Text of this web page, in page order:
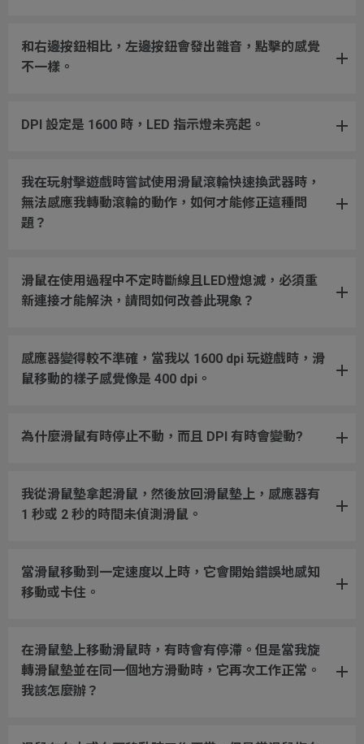
和右邊按鈕相比，左邊按鈕會發出雜音，點擊的感覺
不一樣。
DPI 設定是 1600 時，LED 指示燈未亮起。
我在玩射擊遊戲時嘗試使用滑鼠滾輪快速換武器時，
無法感應我轉動滾輪的動作，如何才能修正這種問
題？
滑鼠在使用過程中不定時斷線且LED燈熄滅，必須重
新連接才能解決，請問如何改善此現象？
感應器變得較不準確，當我以 1600 dpi 玩遊戲時，滑
鼠移動的樣子感覺像是 400 dpi。
為什麼滑鼠有時停止不動，而且 DPI 有時會變動?
我從滑鼠墊拿起滑鼠，然後放回滑鼠墊上，感應器有
1 秒或 2 秒的時間未偵測滑鼠。
當滑鼠移動到一定速度以上時，它會開始錯誤地感知
移動或卡住。
在滑鼠墊上移動滑鼠時，有時會有停滯。但是當我旋
轉滑鼠墊並在同一個地方滑動時，它再次工作正常。
我該怎麼辦？